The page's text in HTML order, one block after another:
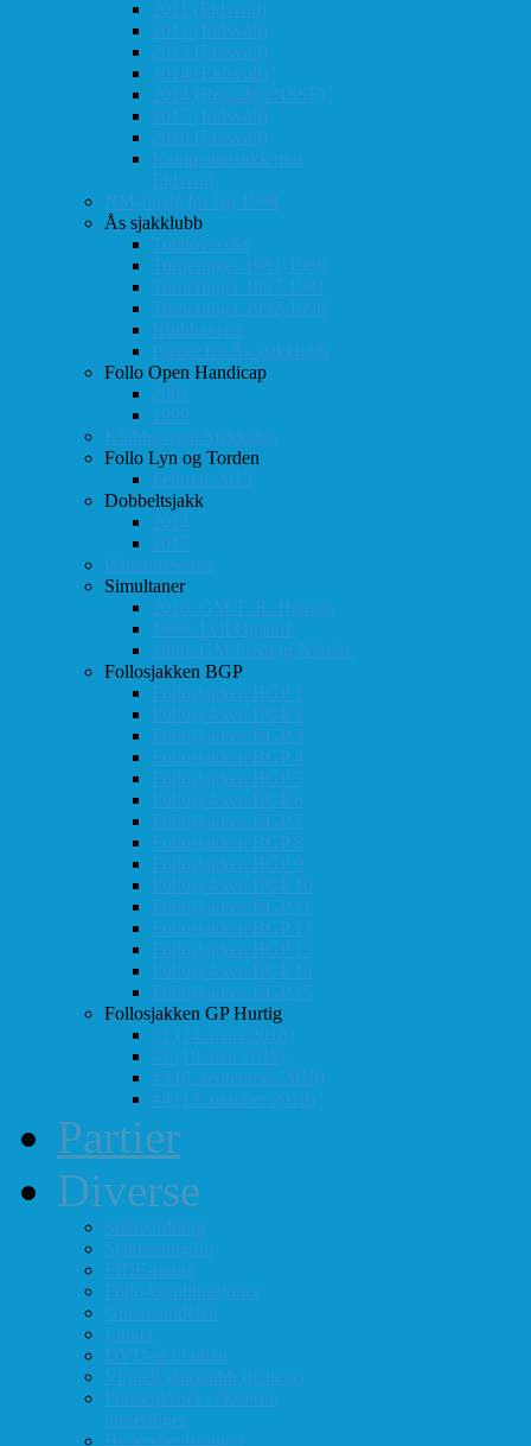
2011 (Eidsvoll)
2012 (Eidsvoll)
2013 (Eidsvoll)
2014 (Eidsvoll)
2014 (Rokaden/NSSF)
2015 (Eidsvoll)
2016 (Eidsvoll)
Kamp-statistikk mot
Eidsvoll
NM-finale for lag 1998
Ås sjakklubb
Totaloversikt
Turneringer 1981-1986
Turneringer 1987-1991
Turneringer 1992-1996
Klubbaviser
Partier fra Ås sjakklubb
Follo Open Handicap
2001
1999
Klubbavisen Sjakkalen
Follo Lyn og Torden
Februar 2013
Dobbeltsjakk
2014
2015
Østlandsserien
Simultaner
2016: GM T. R. Hansen
1999: Leif Øgaard
1996: GM Predrag Nikolic
Follosjakken BGP
Follosjakken BGP 1
Follosjakken BGP 2
Follosjakken BGP 3
Follosjakken BGP 4
Follosjakken BGP 5
Follosjakken BGP 6
Follosjakken BGP 7
Follosjakken BGP 8
Follosjakken BGP 9
Follosjakken BGP 10
Follosjakken BGP 11
Follosjakken BGP 12
Follosjakken BGP 13
Follosjakken BGP 14
Follosjakken BGP 15
Follosjakken GP Hurtig
#1 (24. mars 2018)
#2 (19. mai 2018)
#3 (8. september 2018)
#4 (13. oktober 2018)
Partier
Diverse
Støtteordning
Sjakkrating.no
FIDE-rating
Follo-kombinasjoner
Grasrotandelen
Linker
DVD-er til utlån
Virtuell sjakklubb (lichess)
Førsteplasser i eksterne
turneringer
Hedersbevisninger